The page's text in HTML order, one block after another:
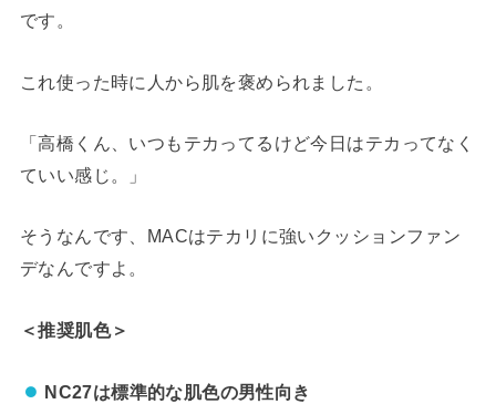
です。
これ使った時に人から肌を褒められました。
「高橋くん、いつもテカってるけど今日はテカってなく
ていい感じ。」
そうなんです、MACはテカリに強いクッションファン
デなんですよ。
＜推奨肌色＞
NC27は標準的な肌色の男性向き